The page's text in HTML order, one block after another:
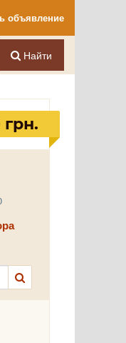
объявление
Найти
грн.